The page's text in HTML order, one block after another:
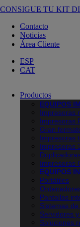
CONSIGUE TU KIT
Contacto
Noticias
Área Cliente
ESP
CAT
Productos
EQUIPOS
Impresoras
Impresoras
Gran
Impresoras
Impresoras
Impresoras
EQUIPOS
Portátiles
Pantallas
Sistemas
Servidores
Soluciones